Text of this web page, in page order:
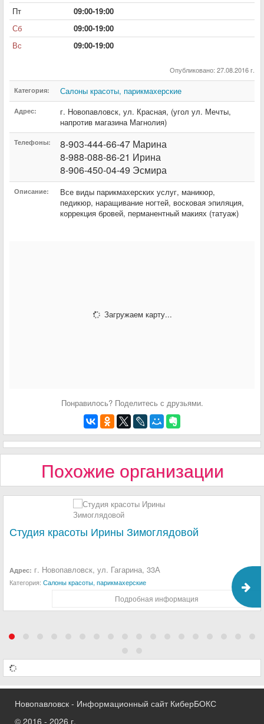
Пт
09:00-19:00
Сб
09:00-19:00
Вс
09:00-19:00
Опубликовано: 27.08.2016 г.
Категория: Салоны красоты, парикмахерские
Адрес: г. Новопавловск, ул. Красная, (угол ул. Мечты,
напротив магазина Магнолия)
Телефоны:
8-903-444-66-47 Марина
8-988-088-86-21 Ирина
8-906-450-04-49 Эсмира
Описание:
Все виды парикмахерских услуг, маникюр,
педикюр, наращивание ногтей, восковая эпиляция,
коррекция бровей, перманентный макиях (татуаж)
Загружаем карту...
Понравилось? Поделитесь с друзьями.
Похожие организации
Студия красоты Ирины Зимоглядовой
Адрес: г. Новопавловск, ул. Гагарина, 33А
Категория: Салоны красоты, парикмахерские
Подробная информация
Новопавловск - Информационный сайт КиберБОКС
© 2016 - 2026 г.